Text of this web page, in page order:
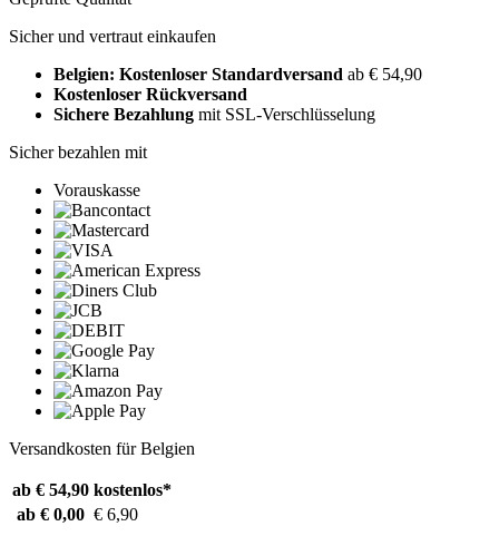
Sicher und vertraut einkaufen
Belgien: Kostenloser Standardversand ab € 54,90
Kostenloser Rückversand
Sichere Bezahlung mit SSL-Verschlüsselung
Sicher bezahlen mit
Vorauskasse
Versandkosten für Belgien
ab € 54,90 kostenlos*
ab € 0,00 € 6,90